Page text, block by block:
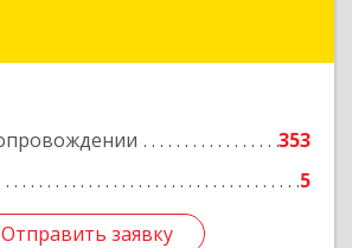
353
5
Отправить заявку
край, Елизовский р-н,
Отправить заявку